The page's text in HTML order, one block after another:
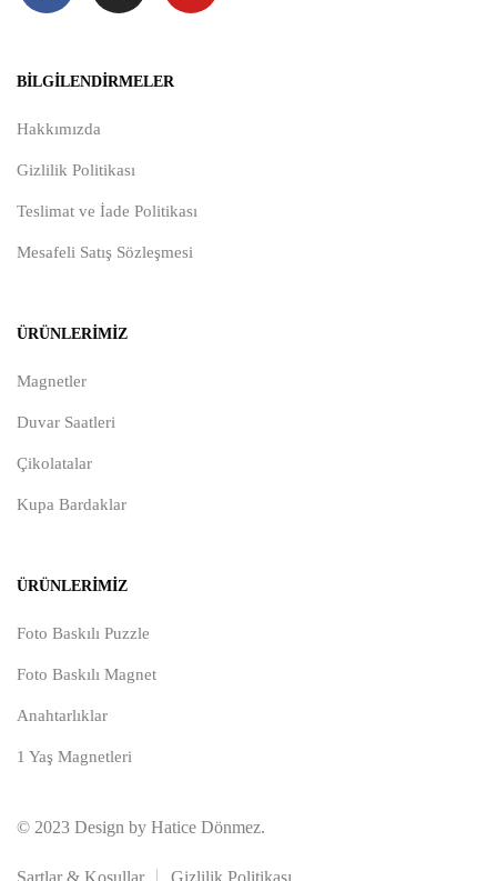
BILGILENDIRMELER
Hakkımızda
Gizlilik Politikası
Teslimat ve İade Politikası
Mesafeli Satış Sözleşmesi
ÜRÜNLERIMIZ
Magnetler
Duvar Saatleri
Çikolatalar
Kupa Bardaklar
ÜRÜNLERIMIZ
Foto Baskılı Puzzle
Foto Baskılı Magnet
Anahtarlıklar
1 Yaş Magnetleri
© 2023 Design by Hatice Dönmez.
Şartlar & Koşullar Gizlilik Politikası